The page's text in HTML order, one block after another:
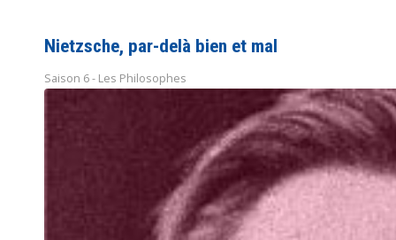
Nietzsche, par-delà bien et mal
Saison 6 - Les Philosophes